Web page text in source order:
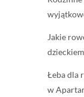
Jakie
Łeba dla
w